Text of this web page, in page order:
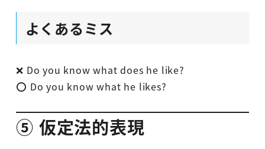
よくあるミス
❌ Do you know what does he like?
⭕ Do you know what he likes?
⑤ 仮定法的表現